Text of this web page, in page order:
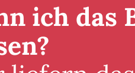
ich das